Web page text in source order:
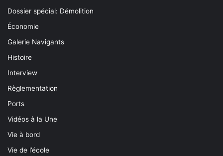
Dossier spécial: Démolition
Économie
Galerie Navigants
Histoire
Interview
Règlementation
Ports
Vidéos à la Une
Vie à bord
Vie de l’école